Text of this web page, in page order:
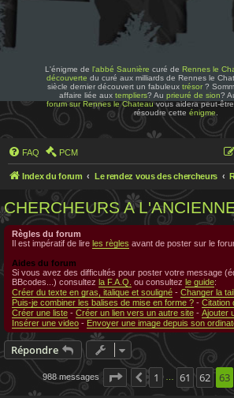
L'énigme de l'abbé Saunière curé de Rennes le
découverte du curé aux milliards de Rennes le
siècle dernier découvert un fabuleux trésor?
affaire liée aux templiers? Au prieuré de sion?
forum sur Rennes le Chateauvous aidera peut-
résoudre cetteénigme
FAQ PCM
Index du forum Le rendez vous des chercheurs
CHERCHEURS A
Règles du forum
Il est impératif de lire les règles avant de poster sur le
Aides du forum
Si vous avez des difficultés pour poster votre message
BBcodes...) consultez la F.A.Q. ou consultez le guide:
Créer du texte en gras, italique et souligné - Changer la
Puis-je combiner les balises de mise en forme ? - Citation
Créer une liste - Créer un lien vers un autre site - Ajouter
Insérer une video - Envoyer une image depuis son
Répondre
988 messages Page 63 sur 66
Précédente
1 61 62 63